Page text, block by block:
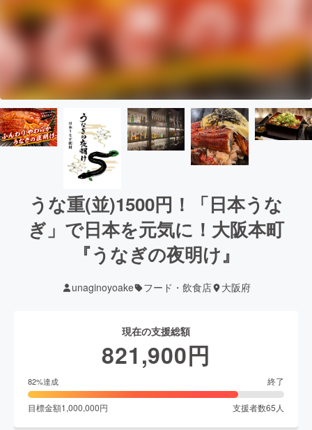
うな重(並)1500円！「日本うな
ぎ」で日本を元気に！大阪本町
『うなぎの夜明け』
unaginoyoake フード・飲食店 大阪府
現在の支援総額
821,900円
82%達成 終了
目標金額1,000,000円 支援者数65 人